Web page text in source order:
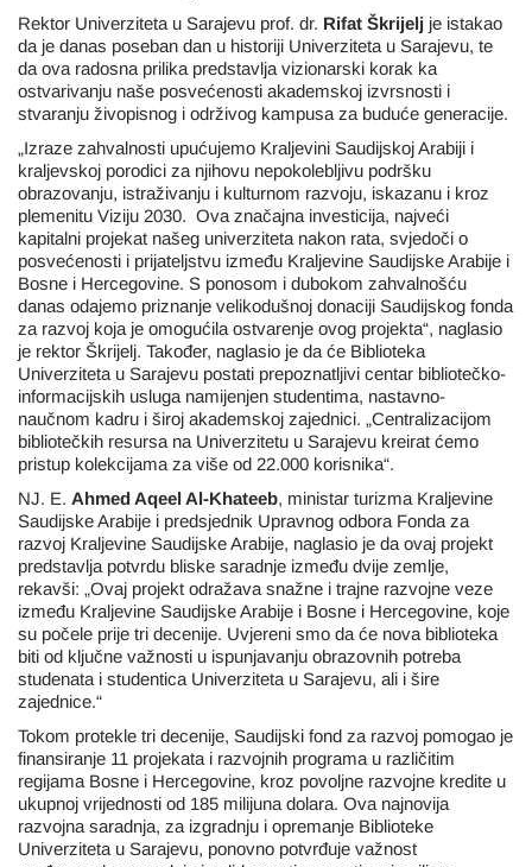
Rektor Univerziteta u Sarajevu prof. dr. Rifat Škrijelj je istakao
da je danas poseban dan u historiji Univerziteta u Sarajevu, te
da ova radosna prilika predstavlja vizionarski korak ka
ostvarivanju naše posvećenosti akademskoj izvrsnosti i
stvaranju živopisnog i održivog kampusa za buduće generacije.
„Izraze zahvalnosti upućujemo Kraljevini Saudijskoj Arabiji i
kraljevskoj porodici za njihovu nepokolebljivu podršku
obrazovanju, istraživanju i kulturnom razvoju, iskazanu i kroz
plemenitu Viziju 2030. Ova značajna investicija, najveći
kapitalni projekat našeg univerziteta nakon rata, svjedoči o
posvećenosti i prijateljstvu između Kraljevine Saudijske Arabije i
Bosne i Hercegovine. S ponosom i dubokom zahvalnošću
danas odajemo priznanje velikodušnoj donaciji Saudijskog fonda
za razvoj koja je omogućila ostvarenje ovog projekta“, naglasio
je rektor Škrijelj. Također, naglasio je da će Biblioteka
Univerziteta u Sarajevu postati prepoznatljivi centar bibliotečko-
informacijskih usluga namijenjen studentima, nastavno-
naučnom kadru i široj akademskoj zajednici. „Centralizacijom
bibliotečkih resursa na Univerzitetu u Sarajevu kreirat ćemo
pristup kolekcijama za više od 22.000 korisnika“.
NJ. E. Ahmed Aqeel Al-Khateeb, ministar turizma Kraljevine
Saudijske Arabije i predsjednik Upravnog odbora Fonda za
razvoj Kraljevine Saudijske Arabije, naglasio je da ovaj projekt
predstavlja potvrdu bliske saradnje između dvije zemlje,
rekavši: „Ovaj projekt odražava snažne i trajne razvojne veze
između Kraljevine Saudijske Arabije i Bosne i Hercegovine, koje
su počele prije tri decenije. Uvjereni smo da će nova biblioteka
biti od ključne važnosti u ispunjavanju obrazovnih potreba
studenata i studentica Univerziteta u Sarajevu, ali i šire
zajednice.“
Tokom protekle tri decenije, Saudijski fond za razvoj pomogao je
finansiranje 11 projekata i razvojnih programa u različitim
regijama Bosne i Hercegovine, kroz povoljne razvojne kredite u
ukupnoj vrijednosti od 185 milijuna dolara. Ova najnovija
razvojna saradnja, za izgradnju i opremanje Biblioteke
Univerziteta u Sarajevu, ponovno potvrđuje važnost